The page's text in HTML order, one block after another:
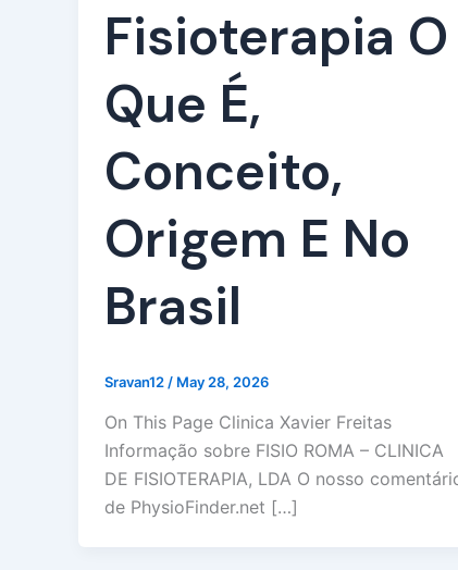
Fisioterapia O
Que É,
Conceito,
Origem E No
Brasil
Sravan12 / May 28, 2026
On This Page Clinica Xavier Freitas
Informação sobre FISIO ROMA – CLINICA
DE FISIOTERAPIA, LDA O nosso
de PhysioFinder.net […]